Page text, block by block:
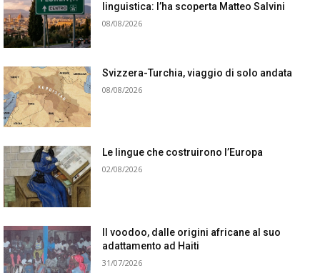
linguistica: l’ha scoperta Matteo Salvini
08/08/2026
Svizzera-Turchia, viaggio di solo andata
08/08/2026
Le lingue che costruirono l’Europa
02/08/2026
Il voodoo, dalle origini africane al suo
adattamento ad Haiti
31/07/2026